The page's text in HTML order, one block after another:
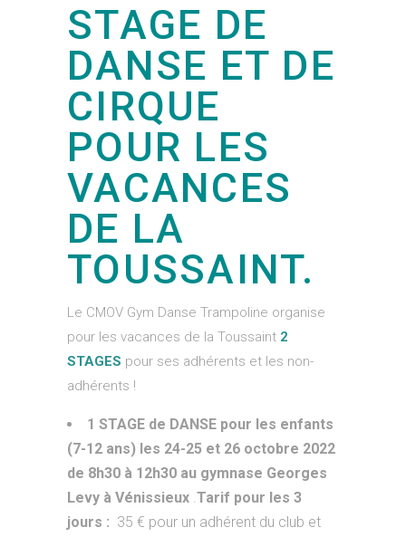
STAGE DE
DANSE ET DE
CIRQUE
POUR LES
VACANCES
DE LA
TOUSSAINT.
Le CMOV Gym Danse Trampoline organise
pour les vacances de la Toussaint 2
STAGES pour ses adhérents et les non-
adhérents !
1 STAGE de DANSE pour les enfants
(7-12 ans) les 24-25 et 26 octobre 2022
de 8h30 à 12h30 au gymnase Georges
Levy à Vénissieux .Tarif pour les 3
jours : 35 € pour un adhérent du club et